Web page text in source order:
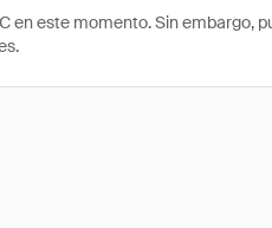
en este momento. Sin embargo,